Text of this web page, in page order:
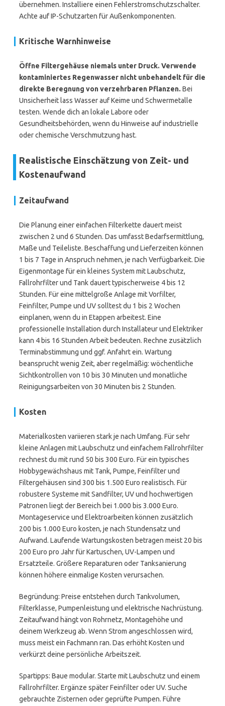
übernehmen. Installiere einen Fehlerstromschutzschalter.
Achte auf IP-Schutzarten für Außenkomponenten.
Kritische Warnhinweise
Öffne Filtergehäuse niemals unter Druck. Verwende
kontaminiertes Regenwasser nicht unbehandelt für die
direkte Beregnung von verzehrbaren Pflanzen. Bei
Unsicherheit lass Wasser auf Keime und Schwermetalle
testen. Wende dich an lokale Labore oder
Gesundheitsbehörden, wenn du Hinweise auf industrielle
oder chemische Verschmutzung hast.
Realistische Einschätzung von Zeit- und
Kostenaufwand
Zeitaufwand
Die Planung einer einfachen Filterkette dauert meist
zwischen 2 und 6 Stunden. Das umfasst Bedarfsermittlung,
Maße und Teileliste. Beschaffung und Lieferzeiten können
1 bis 7 Tage in Anspruch nehmen, je nach Verfügbarkeit. Die
Eigenmontage für ein kleines System mit Laubschutz,
Fallrohrfilter und Tank dauert typischerweise 4 bis 12
Stunden. Für eine mittelgroße Anlage mit Vorfilter,
Feinfilter, Pumpe und UV solltest du 1 bis 2 Wochen
einplanen, wenn du in Etappen arbeitest. Eine
professionelle Installation durch Installateur und Elektriker
kann 4 bis 16 Stunden Arbeit bedeuten. Rechne zusätzlich
Terminabstimmung und ggf. Anfahrt ein. Wartung
beansprucht wenig Zeit, aber regelmäßig: wöchentliche
Sichtkontrollen von 10 bis 30 Minuten und monatliche
Reinigungsarbeiten von 30 Minuten bis 2 Stunden.
Kosten
Materialkosten variieren stark je nach Umfang. Für sehr
kleine Anlagen mit Laubschutz und einfachem Fallrohrfilter
rechnest du mit rund 50 bis 300 Euro. Für ein typisches
Hobbygewächshaus mit Tank, Pumpe, Feinfilter und
Filtergehäusen sind 300 bis 1.500 Euro realistisch. Für
robustere Systeme mit Sandfilter, UV und hochwertigen
Patronen liegt der Bereich bei 1.000 bis 3.000 Euro.
Montageservice und Elektroarbeiten können zusätzlich
200 bis 1.000 Euro kosten, je nach Stundensatz und
Aufwand. Laufende Wartungskosten betragen meist 20 bis
200 Euro pro Jahr für Kartuschen, UV-Lampen und
Ersatzteile. Größere Reparaturen oder Tanksanierung
können höhere einmalige Kosten verursachen.
Begründung: Preise entstehen durch Tankvolumen,
Filterklasse, Pumpenleistung und elektrische Nachrüstung.
Zeitaufwand hängt von Rohrnetz, Montagehöhe und
deinem Werkzeug ab. Wenn Strom angeschlossen wird,
muss meist ein Fachmann ran. Das erhöht Kosten und
verkürzt deine persönliche Arbeitszeit.
Spartipps: Baue modular. Starte mit Laubschutz und einem
Fallrohrfilter. Ergänze später Feinfilter oder UV. Suche
gebrauchte Zisternen oder geprüfte Pumpen. Führe